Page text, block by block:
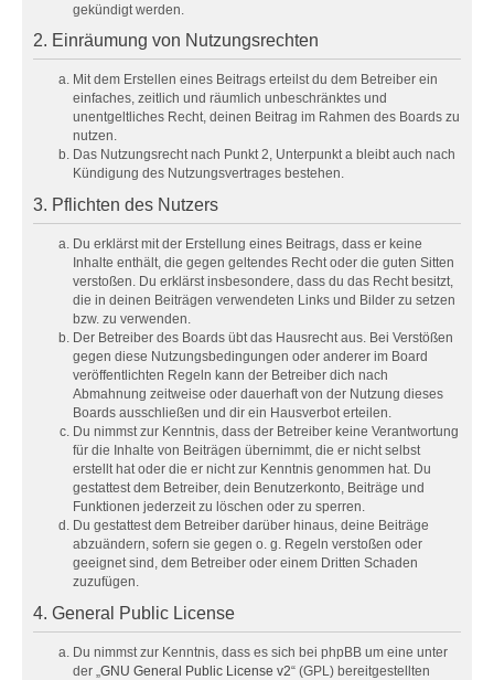
gekündigt werden.
2. Einräumung von Nutzungsrechten
Mit dem Erstellen eines Beitrags erteilst du dem Betreiber ein
einfaches, zeitlich und räumlich unbeschränktes und
unentgeltliches Recht, deinen Beitrag im Rahmen des Boards zu
nutzen.
Das Nutzungsrecht nach Punkt 2, Unterpunkt a bleibt auch nach
Kündigung des Nutzungsvertrages bestehen.
3. Pflichten des Nutzers
Du erklärst mit der Erstellung eines Beitrags, dass er keine
Inhalte enthält, die gegen geltendes Recht oder die guten Sitten
verstoßen. Du erklärst insbesondere, dass du das Recht besitzt,
die in deinen Beiträgen verwendeten Links und Bilder zu setzen
bzw. zu verwenden.
Der Betreiber des Boards übt das Hausrecht aus. Bei Verstößen
gegen diese Nutzungsbedingungen oder anderer im Board
veröffentlichten Regeln kann der Betreiber dich nach
Abmahnung zeitweise oder dauerhaft von der Nutzung dieses
Boards ausschließen und dir ein Hausverbot erteilen.
Du nimmst zur Kenntnis, dass der Betreiber keine Verantwortung
für die Inhalte von Beiträgen übernimmt, die er nicht selbst
erstellt hat oder die er nicht zur Kenntnis genommen hat. Du
gestattest dem Betreiber, dein Benutzerkonto, Beiträge und
Funktionen jederzeit zu löschen oder zu sperren.
Du gestattest dem Betreiber darüber hinaus, deine Beiträge
abzuändern, sofern sie gegen o. g. Regeln verstoßen oder
geeignet sind, dem Betreiber oder einem Dritten Schaden
zuzufügen.
4. General Public License
Du nimmst zur Kenntnis, dass es sich bei phpBB um eine unter
der „GNU General Public License v2“ (GPL) bereitgestellten